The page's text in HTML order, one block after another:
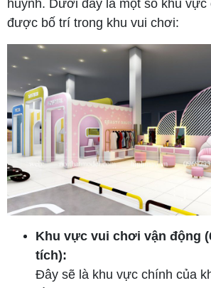
huynh. Dưới đây là một số khu
được bố trí trong khu vui chơi:
Khu vực vui chơi vận động
tích):
Đây sẽ là khu vực chính của